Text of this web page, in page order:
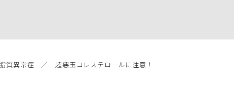
質異常症 超悪玉コレステロールに注意！